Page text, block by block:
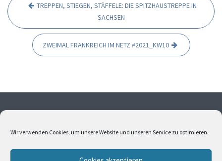
Wir verwenden Cookies, um unsere Website und unseren Service zu optimieren.
B
e
s
n
a
TREPPEN, STIEGEN, STÄFFELE: DIE SPITZHAUSTREPPE IN
SACHSEN
ZWEIMAL FRANKREICH IM NETZ #2021_KW10
Ohne meine Einwilligung dürfen weder Fotos noch Texte
urheberrechtlich geschützt. Bitte kontaktieren Sie mich,
wenn Sie Interesse an Bildern oder Texten haben.